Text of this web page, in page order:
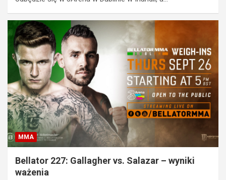
MMA
Bellator 227: Gallagher vs. Salazar – wyniki
ważenia